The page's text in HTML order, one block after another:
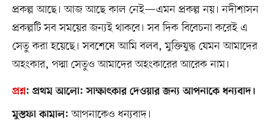
প্রকল্প আছে। আজ আছে কাল নেই—এমন প্রকল্প নয়। নদীশাসন
প্রকল্পটি সব সময়ের জন্যই থাকবে। সব দিক বিবেচনা করেই এ
সেতু করা হয়েছে। সবশেষে আমি বলব, মুক্তিযুদ্ধ যেমন আমাদের
অহংকার, পদ্মা সেতুও আমাদের অহংকারের আরেক নাম।
প্রশ্ন: প্রথম আলো: সাক্ষাৎকার দেওয়ার জন্য আপনাকে ধন্যবাদ।
মুস্তফা কামাল: আপনাকেও ধন্যবাদ।